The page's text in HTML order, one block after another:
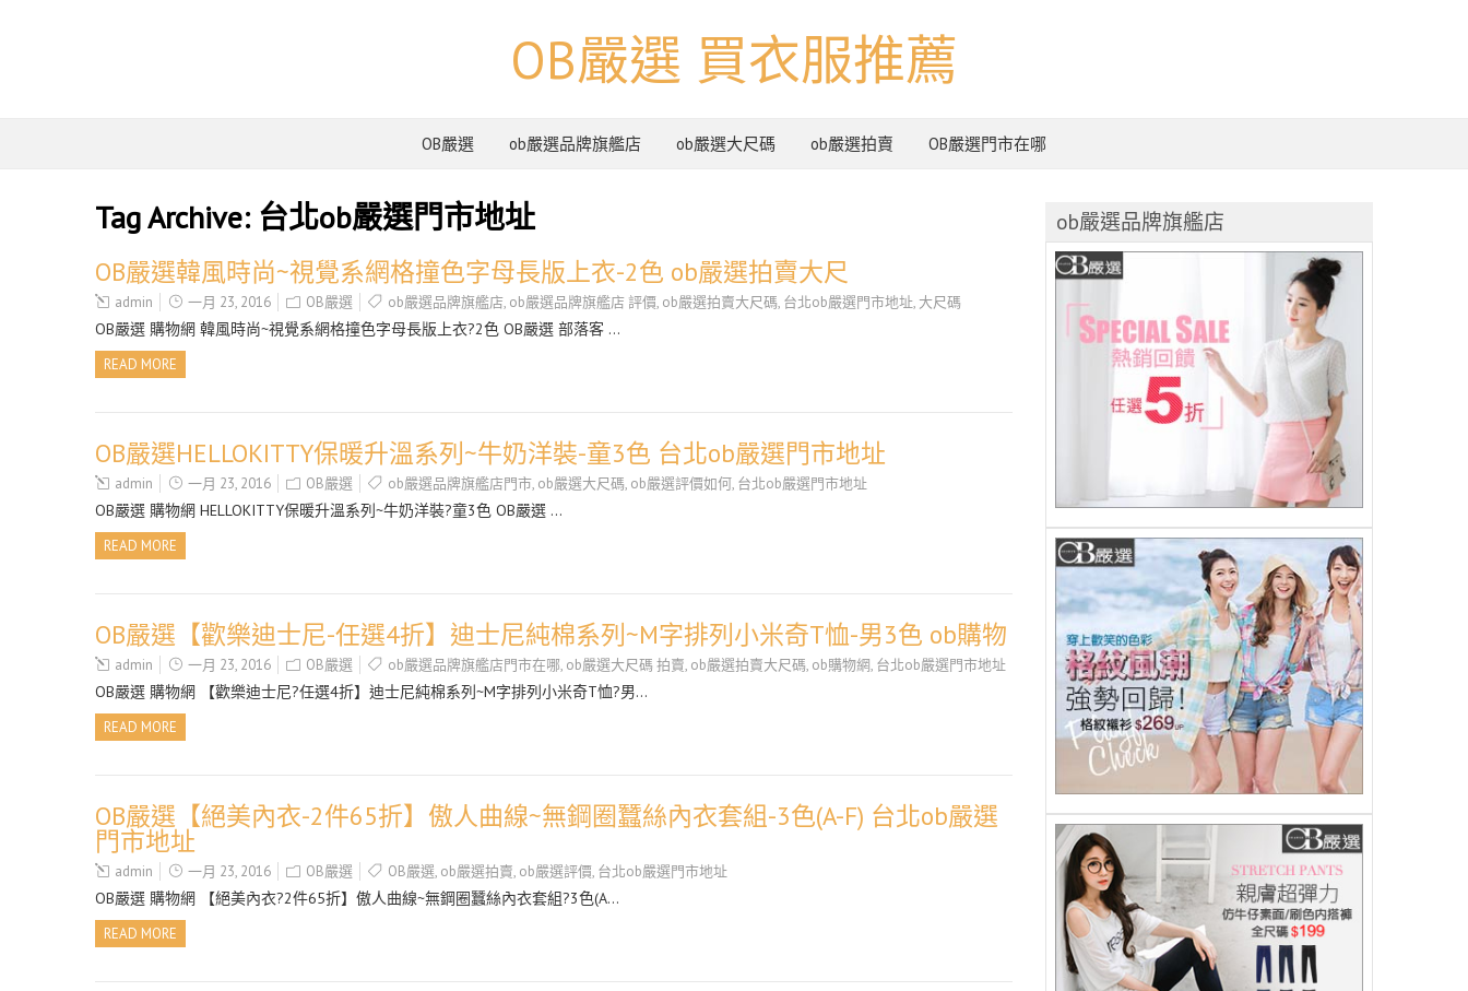
OB嚴選 買衣服推薦
OB嚴選 ob嚴選品牌旗艦店 ob嚴選大尺碼 ob嚴選拍賣 OB嚴選門市在哪
Tag Archive: 台北ob嚴選門市地址
OB嚴選韓風時尚~視覺系網格撞色字母長版上衣-2色 ob嚴選拍賣大尺
admin 一月 23, 2016 OB嚴選 ob嚴選品牌旗艦店, ob嚴選品牌旗艦店 評價, ob嚴選拍賣大尺碼, 台北ob嚴選門市地址, 大尺碼
OB嚴選 購物網 韓風時尚~視覺系網格撞色字母長版上衣?2色 OB嚴選 部落客 …
READ MORE
OB嚴選HELLOKITTY保暖升溫系列~牛奶洋裝-童3色 台北ob嚴選門市地址
admin 一月 23, 2016 OB嚴選 ob嚴選品牌旗艦店門市, ob嚴選大尺碼, ob嚴選評價如何, 台北ob嚴選門市地址
OB嚴選 購物網 HELLOKITTY保暖升溫系列~牛奶洋裝?童3色 OB嚴選 …
READ MORE
OB嚴選【歡樂迪士尼-任選4折】迪士尼純棉系列~M字排列小米奇T恤-男3色 ob購物
admin 一月 23, 2016 OB嚴選 ob嚴選品牌旗艦店門市在哪, ob嚴選大尺碼 拍賣, ob嚴選拍賣大尺碼, ob購物網, 台北ob嚴選門市地址
OB嚴選 購物網 【歡樂迪士尼?任選4折】迪士尼純棉系列~M字排列小米奇T恤?男…
READ MORE
OB嚴選【絕美內衣-2件65折】傲人曲線~無鋼圈蠶絲內衣套組-3色(A-F) 台北ob嚴選
門市地址
admin 一月 23, 2016 OB嚴選 OB嚴選, ob嚴選拍賣, ob嚴選評價, 台北ob嚴選門市地址
OB嚴選 購物網 【絕美內衣?2件65折】傲人曲線~無鋼圈蠶絲內衣套組?3色(A…
READ MORE
ob嚴選品牌旗艦店